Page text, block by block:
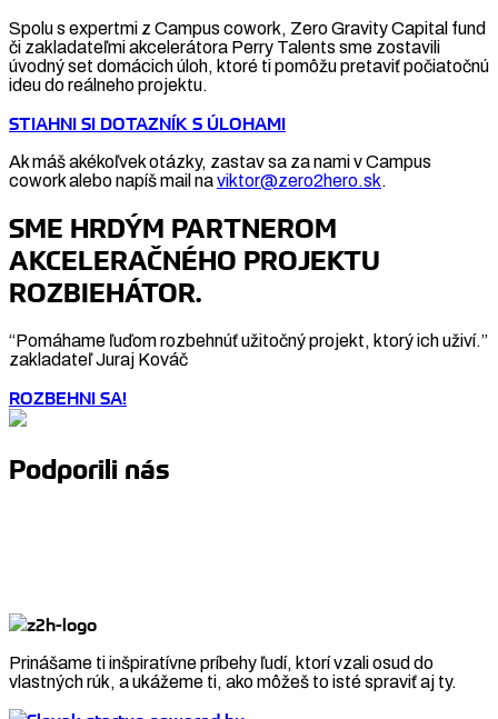
Spolu s expertmi z Campus cowork, Zero Gravity Capital fund
či zakladateľmi akcelerátora Perry Talents sme zostavili
úvodný set domácich úloh, ktoré ti pomôžu pretaviť počiatočnú
ideu do reálneho projektu.
STIAHNI SI DOTAZNÍK S ÚLOHAMI
Ak máš akékoľvek otázky, zastav sa za nami v Campus
cowork alebo napíš mail naviktor@zero2hero.sk.
SME HRDÝM PARTNEROM
AKCELERAČNÉHO PROJEKTU
ROZBIEHÁTOR.
“Pomáhame ľuďom rozbehnúť užitočný projekt, ktorý ich uživí.”
zakladateľ Juraj Kováč
ROZBEHNI SA!
Podporili nás
Prinášame ti inšpiratívne príbehy ľudí, ktorí vzali osud do
vlastných rúk, a ukážeme ti, ako môžeš to isté spraviť aj ty.